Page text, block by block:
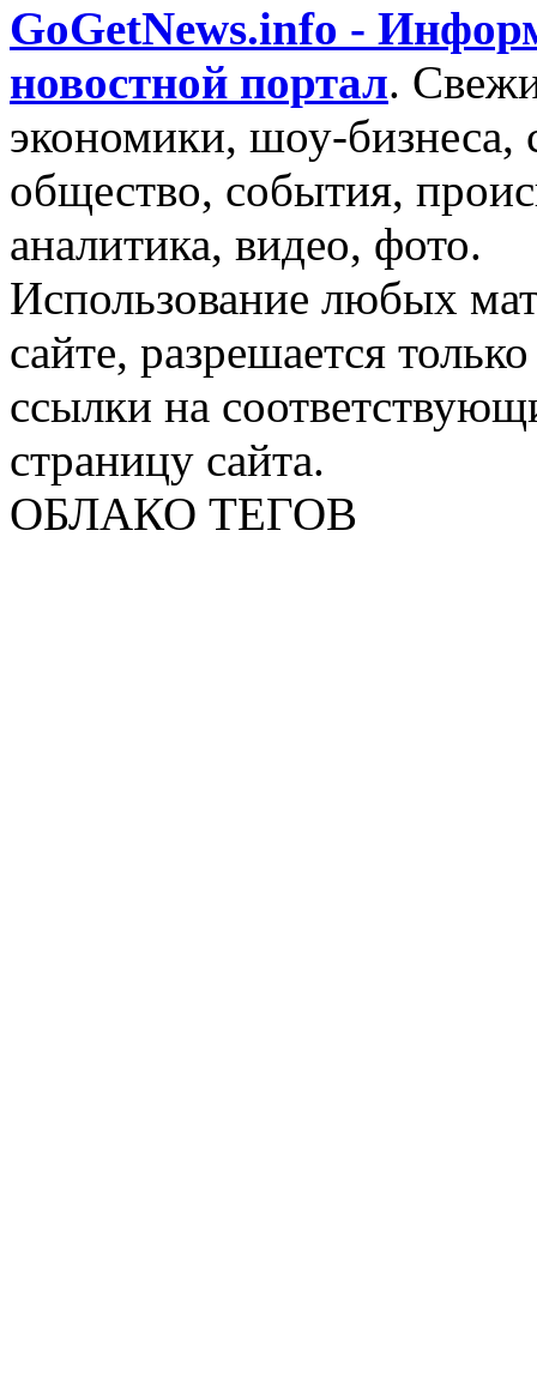
GoGetNews.info -
новостной портал.
экономики, шоу-бизнеса,
общество, события,
аналитика, видео, фото.
Использование любых
сайте, разрешается
ссылки на
страницу сайта.
ОБЛАКО ТЕГОВ